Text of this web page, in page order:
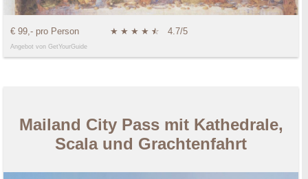
€ 99,- pro Person ★ ★ ★ ★ ★
☆ 4.7/5
Angebot von GetYourGuide
Mailand City Pass mit Kathedrale,
Scala und Grachtenfahrt